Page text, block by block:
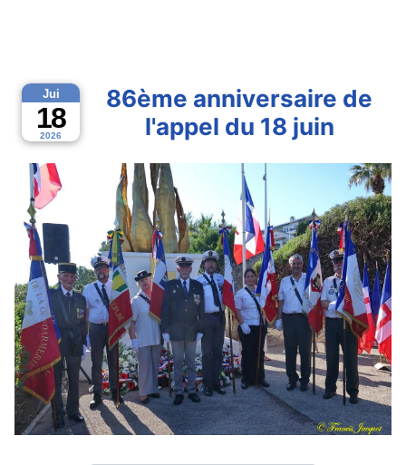
86ème anniversaire de
l'appel du 18 juin
18
Jui
2026